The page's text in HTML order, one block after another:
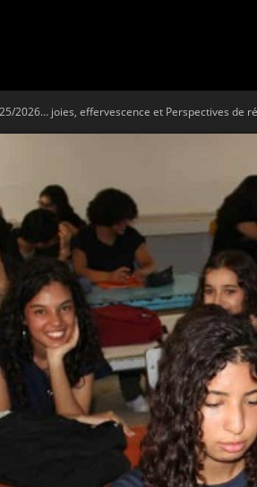
2026… joies, effervescence et Perspectives de